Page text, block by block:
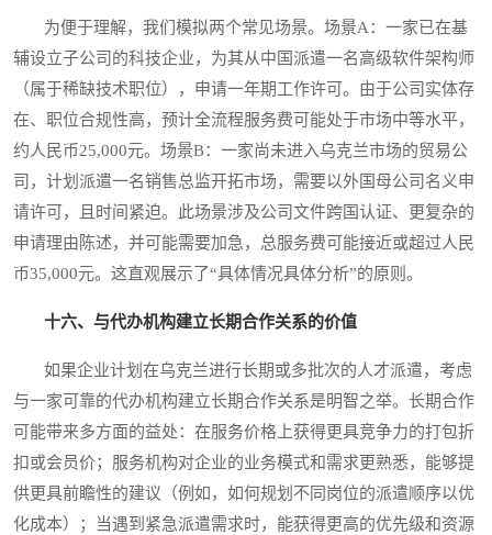
为便于理解，我们模拟两个常见场景。场景A：一家已在基
辅设立子公司的科技企业，为其从中国派遣一名高级软件架构师
（属于稀缺技术职位），申请一年期工作许可。由于公司实体存
在、职位合规性高，预计全流程服务费可能处于市场中等水平，
约人民币25,000元。场景B：一家尚未进入乌克兰市场的贸易公
司，计划派遣一名销售总监开拓市场，需要以外国母公司名义申
请许可，且时间紧迫。此场景涉及公司文件跨国认证、更复杂的
申请理由陈述，并可能需要加急，总服务费可能接近或超过人民
币35,000元。这直观展示了“具体情况具体分析”的原则。
十六、与代办机构建立长期合作关系的价值
如果企业计划在乌克兰进行长期或多批次的人才派遣，考虑
与一家可靠的代办机构建立长期合作关系是明智之举。长期合作
可能带来多方面的益处：在服务价格上获得更具竞争力的打包折
扣或会员价；服务机构对企业的业务模式和需求更熟悉，能够提
供更具前瞻性的建议（例如，如何规划不同岗位的派遣顺序以优
化成本）；当遇到紧急派遣需求时，能获得更高的优先级和资源